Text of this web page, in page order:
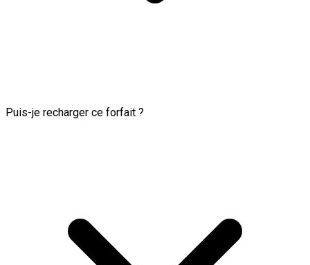
Puis-je recharger ce forfait ?